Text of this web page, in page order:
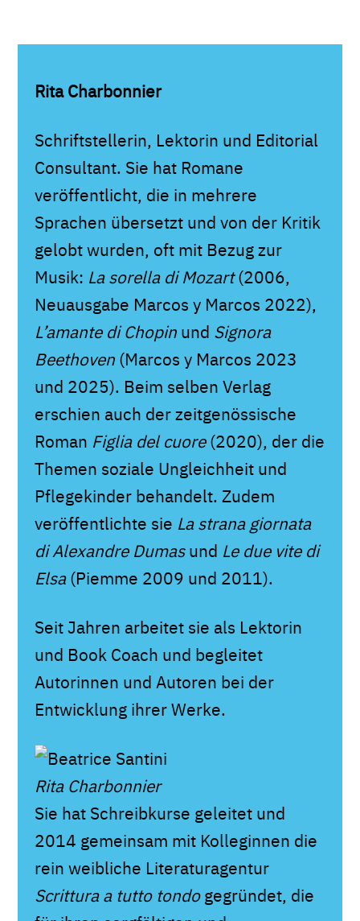
Rita Charbonnier
Rita Charbonnier
Schriftstellerin, Lektorin und Editorial
Consultant. Sie hat Romane
veröffentlicht, die in mehrere
Sprachen übersetzt und von der Kritik
gelobt wurden, oft mit Bezug zur
Musik: La sorella di Mozart(2006,
Neuausgabe Marcos y Marcos 2022),
L’amante di Chopin und Signora
Beethoven (Marcos y Marcos 2023
und 2025). Beim selben Verlag
erschien auch der zeitgenössische
Roman Figlia del cuore(2020), der die
Themen soziale Ungleichheit und
Pflegekinder behandelt. Zudem
veröffentlichte sie La strana giornata
di Alexandre Dumasund Le due vite di
Elsa(Piemme 2009 und 2011).
Seit Jahren arbeitet sie als Lektorin
und Book Coach und begleitet
Autorinnen und Autoren bei der
Entwicklung ihrer Werke.
Sie hat Schreibkurse geleitet und
2014 gemeinsam mit Kolleginnen die
rein weibliche Literaturagentur
Scrittura a tutto tondogegründet, die